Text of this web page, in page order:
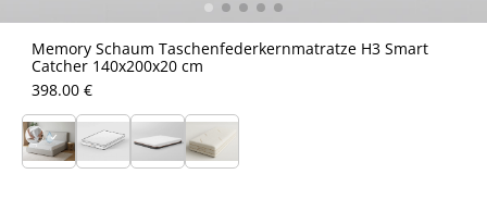
Memory Schaum Taschenfederkernmatratze H3 Smart
Catcher 140x200x20 cm
398.00 €